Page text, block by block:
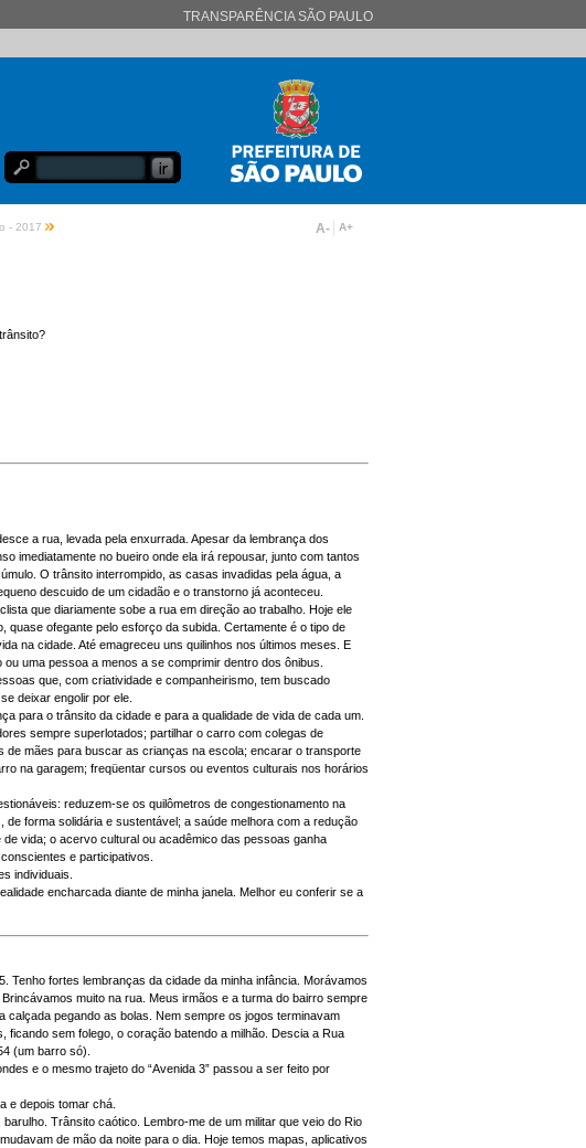
TRANSPARÊNCIA SÃO PAULO
- 2017
A- A+
a rua, levada pela enxurrada. Apesar da lembrança dos
imediatamente no bueiro onde ela irá repousar, junto com tantos
O trânsito interrompido, as casas invadidas pela água, a
descuido de um cidadão e o transtorno já aconteceu.
que diariamente sobe a rua em direção ao trabalho. Hoje ele
quase ofegante pelo esforço da subida. Certamente é o tipo de
na cidade. Até emagreceu uns quilinhos nos últimos meses. E
uma pessoa a menos a se comprimir dentro dos ônibus.
que, com criatividade e companheirismo, tem buscado
deixar engolir por ele.
para o trânsito da cidade e para a qualidade de vida de cada um.
sempre superlotados; partilhar o carro com colegas de
mães para buscar as crianças na escola; encarar o transporte
na garagem; freqüentar cursos ou eventos culturais nos horários
reduzem-se os quilômetros de congestionamento na
forma solidária e sustentável; a saúde melhora com a redução
vida; o acervo cultural ou acadêmico das pessoas ganha
e participativos.
individuais.
encharcada diante de minha janela. Melhor eu conferir se a
Tenho fortes lembranças da cidade da minha infância. Morávamos
muito na rua. Meus irmãos e a turma do bairro sempre
calçada pegando as bolas. Nem sempre os jogos terminavam
sem folego, o coração batendo a milhão. Descia a Rua
(um barro só).
e o mesmo trajeto do “Avenida 3” passou a ser feito por
e depois tomar chá.
Trânsito caótico. Lembro-me de um militar que veio do Rio
de mão da noite para o dia. Hoje temos mapas, aplicativos